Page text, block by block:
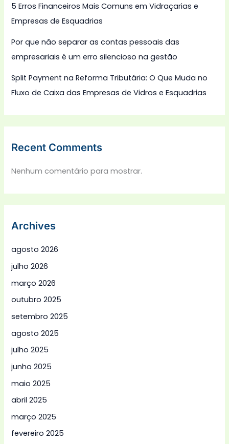
5 Erros Financeiros Mais Comuns em Vidraçarias e
Empresas de Esquadrias
Por que não separar as contas pessoais das
empresariais é um erro silencioso na gestão
Split Payment na Reforma Tributária: O Que Muda no
Fluxo de Caixa das Empresas de Vidros e Esquadrias
Recent Comments
Nenhum comentário para mostrar.
Archives
agosto 2026
julho 2026
março 2026
outubro 2025
setembro 2025
agosto 2025
julho 2025
junho 2025
maio 2025
abril 2025
março 2025
fevereiro 2025